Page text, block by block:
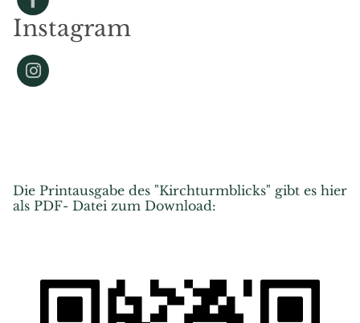
Instagram
Die Printausgabe des "Kirchturmblicks" gibt es hier
als PDF- Datei zum Download: